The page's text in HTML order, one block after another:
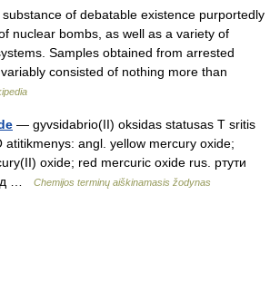
of debatable existence purportedly
nuclear bombs, as well as a variety of
Samples obtained from arrested
consisted of nothing more than
— gyvsidabrio(II) oksidas statusas T sritis
atitikmenys: angl. yellow mercury oxide;
oxide; red mercuric oxide rus. ртути
…
Chemijos terminų aiškinamasis žodynas